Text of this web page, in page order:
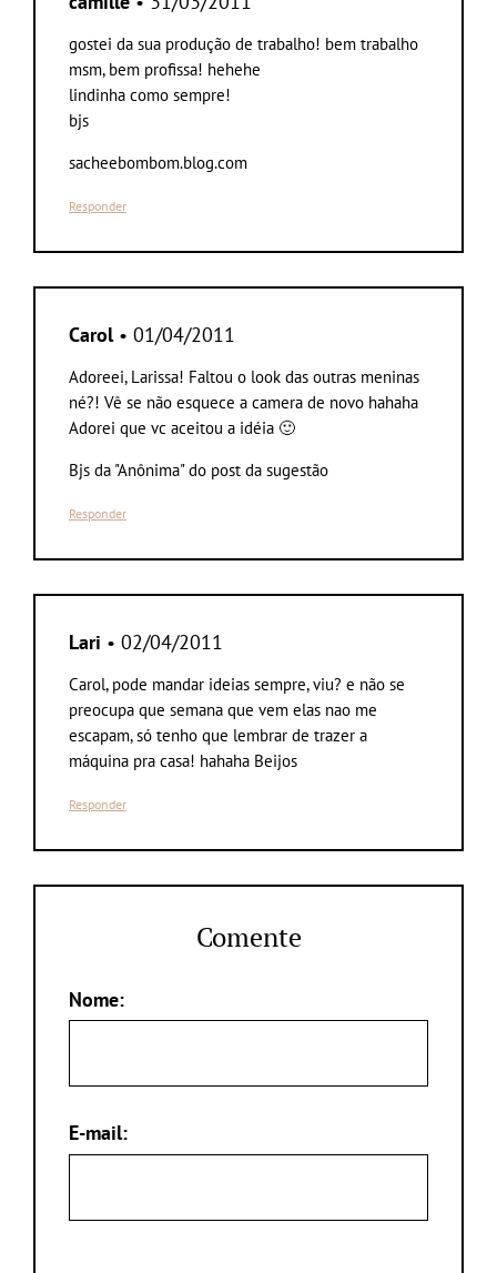
gostei da sua produção de trabalho! bem trabalho
msm, bem profissa! hehehe
lindinha como sempre!
bjs
sacheebombom.blog.com
Responder
Carol• 01/04/2011
Adoreei, Larissa! Faltou o look das outras meninas
né?! Vê se não esquece a camera de novo hahaha
Adorei que vc aceitou a idéia 🙂
Bjs da "Anônima" do post da sugestão
Responder
Lari • 02/04/2011
Carol, pode mandar ideias sempre, viu? e não se
preocupa que semana que vem elas nao me
escapam, só tenho que lembrar de trazer a
máquina pra casa! hahaha Beijos
Responder
Comente
Nome:
E-mail: